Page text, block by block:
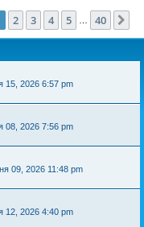
1 40
2 3 4 5 40
15, 2026 6:57 pm
08, 2026 7:56 pm
09, 2026 11:48 pm
12, 2026 4:40 pm